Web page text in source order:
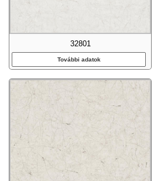
32801
További adatok